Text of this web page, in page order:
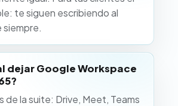
te siguen escribiendo al
siempre.
dejar Google Workspace
de la suite: Drive, Meet, Teams